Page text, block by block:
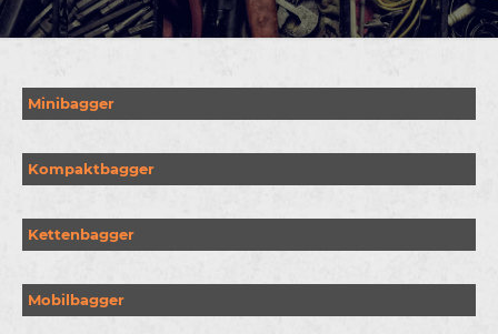
Minibagger
Kompaktbagger
Kettenbagger
Mobilbagger